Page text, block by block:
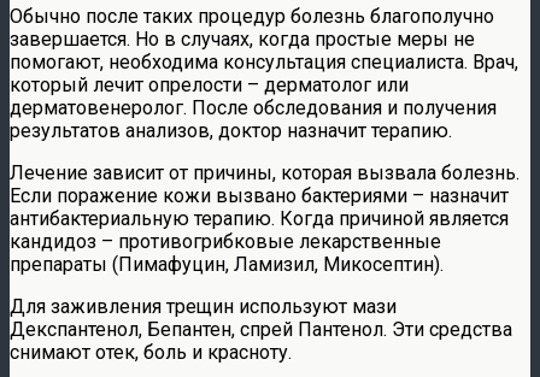
Обычно после таких процедур болезнь благополучно
завершается. Но в случаях, когда простые меры не
помогают, необходима консультация специалиста. Врач,
который лечит опрелости – дерматолог или
дерматовенеролог. После обследования и получения
результатов анализов, доктор назначит терапию.
Лечение зависит от причины, которая вызвала болезнь.
Если поражение кожи вызвано бактериями – назначит
антибактериальную терапию. Когда причиной является
кандидоз – противогрибковые лекарственные
препараты (Пимафуцин, Ламизил, Микосептин).
Для заживления трещин используют мази
Декспантенол, Бепантен, спрей Пантенол. Эти средства
снимают отек, боль и красноту.